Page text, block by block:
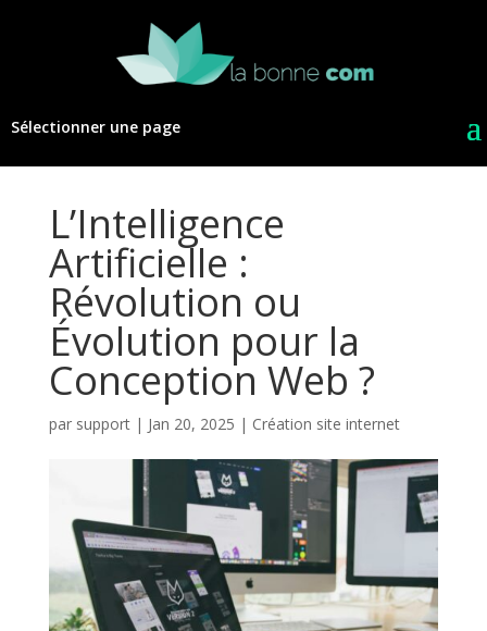
Sélectionner une page
L’Intelligence
Artificielle :
Révolution ou
Évolution pour la
Conception Web ?
par support| Jan 20, 2025 | Création site internet